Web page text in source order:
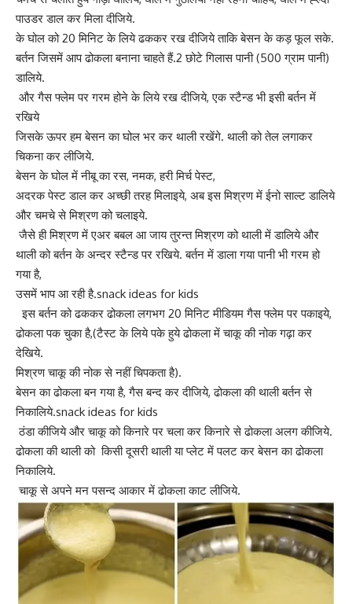
पाउडर डाल कर मिला दीजिये.
के घोल को 20 मिनिट के लिये ढककर रख दीजिये ताकि बेसन के कड़ फूल सके.
बर्तन जिसमें आप ढोकला बनाना चाहते हैं.2 छोटे गिलास पानी (500 ग्राम पानी)
डालिये.
और गैस फ्लेम पर गरम होने के लिये रख दीजिये, एक स्टैन्ड भी इसी बर्तन में
रखिये
जिसके ऊपर हम बेसन का घोल भर कर थाली रखेंगे. थाली को तेल लगाकर
चिकना कर लीजिये.
बेसन के घोल में नीबू का रस, नमक, हरी मिर्च पेस्ट,
अदरक पेस्ट डाल कर अच्छी तरह मिलाइये, अब इस मिश्रण में ईनो साल्ट डालिये
और चमचे से मिश्रण को चलाइये.
जैसे ही मिश्रण में एअर बबल आ जाय तुरन्त मिश्रण को थाली में डालिये और
थाली को बर्तन के अन्दर स्टैन्ड पर रखिये. बर्तन में डाला गया पानी भी गरम हो
गया है,
उसमें भाप आ रही है.snack ideas for kids
इस बर्तन को ढककर ढोकला लगभग 20 मिनिट मीडियम गैस फ्लेम पर पकाइये,
ढोकला पक चुका है,(टैस्ट के लिये पके हुये ढोकला में चाकू की नोक गढ़ा कर
देखिये.
मिश्रण चाकू की नोक से नहीं चिपकता है).
बेसन का ढोकला बन गया है, गैस बन्द कर दीजिये, ढोकला की थाली बर्तन से
निकालिये.snack ideas for kids
ठंडा कीजिये और चाकू को किनारे पर चला कर किनारे से ढोकला अलग कीजिये.
ढोकला की थाली को किसी दूसरी थाली या प्लेट में पलट कर बेसन का ढोकला
निकालिये.
चाकू से अपने मन पसन्द आकार में ढोकला काट लीजिये.